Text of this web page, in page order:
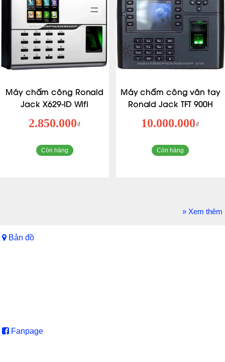
Máy chấm công Ronald
Jack X629-ID Wifi
2.850.000₫
Còn hàng
Máy chấm công vân tay
Ronald Jack TFT 900H
10.000.000₫
Còn hàng
» Xem thêm
Bản đồ
Fanpage